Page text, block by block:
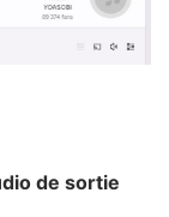
de sortie